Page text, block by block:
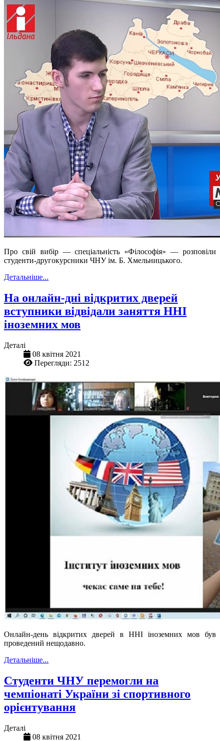
Про свій вибір — спеціальність «Філософія» — розповіли
студенти-другокурсники ЧНУ ім. Б. Хмельницького.
Детальніше...
На онлайн-дні відкритих дверей
вступники відвідали заняття ННІ
іноземних мов
Деталі
08 квітня 2021
Перегляди: 2512
Онлайн-день відкритих дверей в ННІ іноземних мов був
проведений нещодавно.
Детальніше...
Студенти ЧНУ перемогли на
чемпіонаті України зі спортивного
орієнтування
Деталі
08 квітня 2021